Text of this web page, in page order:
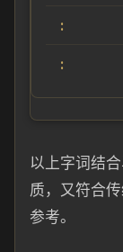
以上字词结
质，又符合
参考。